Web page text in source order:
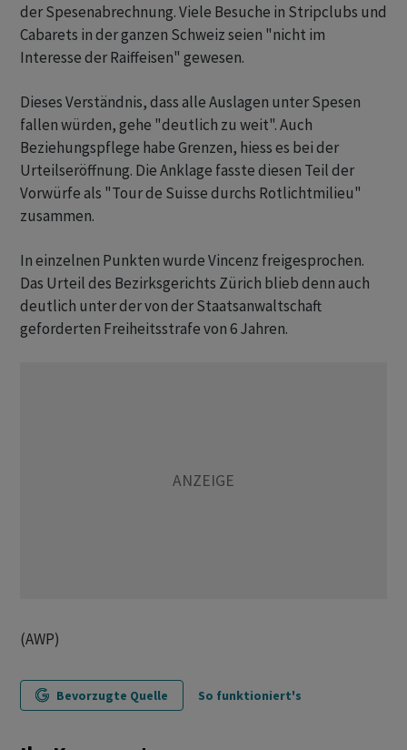
der Spesenabrechnung. Viele Besuche in Stripclubs und
Cabarets in der ganzen Schweiz seien "nicht im
Interesse der Raiffeisen" gewesen.
Dieses Verständnis, dass alle Auslagen unter Spesen
fallen würden, gehe "deutlich zu weit". Auch
Beziehungspflege habe Grenzen, hiess es bei der
Urteilseröffnung. Die Anklage fasste diesen Teil der
Vorwürfe als "Tour de Suisse durchs Rotlichtmilieu"
zusammen.
In einzelnen Punkten wurde Vincenz freigesprochen.
Das Urteil des Bezirksgerichts Zürich blieb denn auch
deutlich unter der von der Staatsanwaltschaft
geforderten Freiheitsstrafe von 6 Jahren.
(AWP)
Bevorzugte Quelle So funktioniert's